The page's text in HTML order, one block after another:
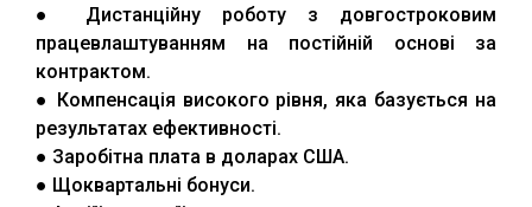
● Дистанційну роботу з довгостроковим
працевлаштуванням на постійній основі за
контрактом.
● Компенсація високого рівня, яка базується на
результатах ефективності.
● Заробітна плата в доларах США.
● Щоквартальні бонуси.